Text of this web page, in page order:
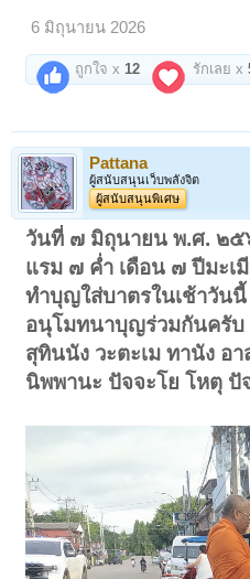
6 มิถุนายน 2026
ถูกใจ x12 รักเลย x
Pattana
ผู้สนับสนุนเว็บพลังจิต
ผู้สนับสนุนพิเศษ
วันที่ ๗ มิถุนายน พ.ศ. ๒๕
แรม ๗ ค่ำ เดือน ๗ ปีมะเ
ทำบุญใส่บาตรในเช้าวันนี้
อนุโมทนาบุญร่วมกันครับ
สุทินนัง วะตะเม ทานัง อา
นิพพานะ ปัจจะโย โหตุ ปั